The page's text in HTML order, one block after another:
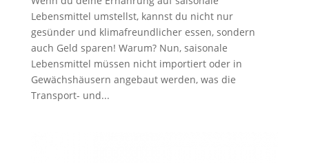
Lebensmittel umstellst, kannst du nicht nur
gesünder und klimafreundlicher essen, sondern
auch Geld sparen! Warum? Nun, saisonale
Lebensmittel müssen nicht importiert oder in
Gewächshäusern angebaut werden, was die
Transport- und...